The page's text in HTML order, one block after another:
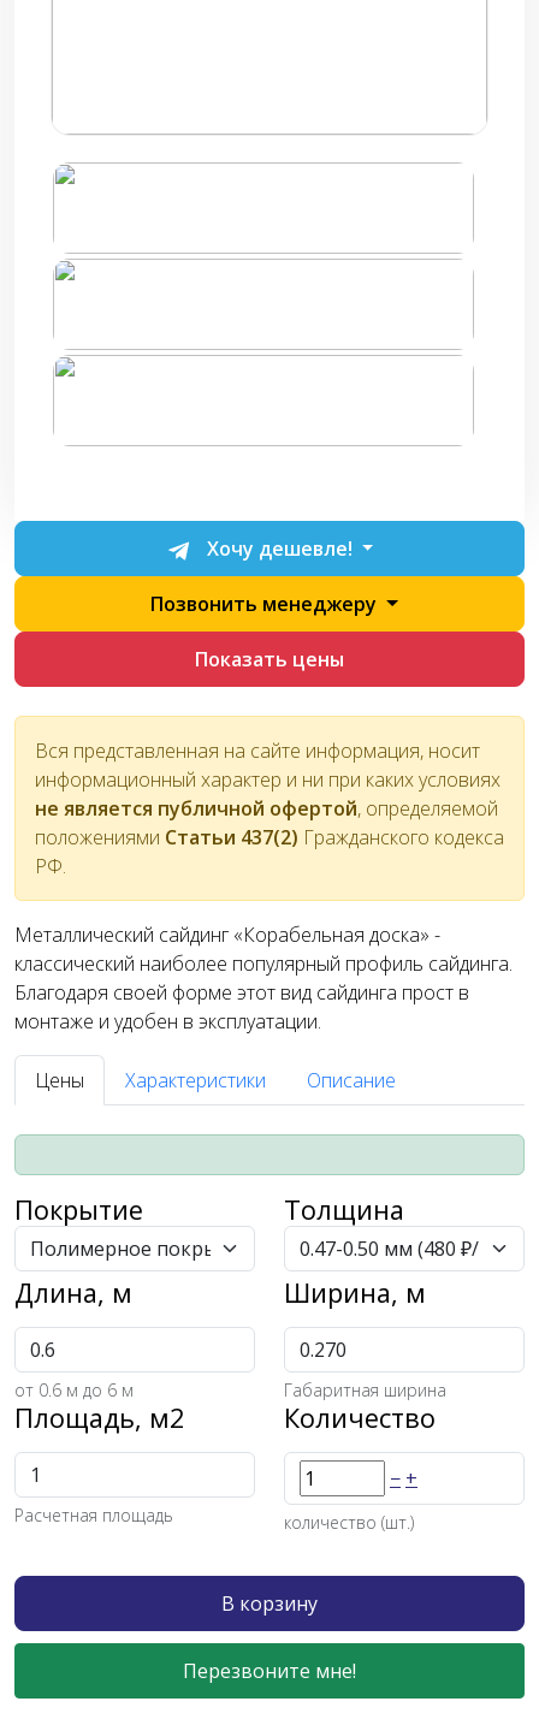
Хочу дешевле!
Позвонить менеджеру
Показать цены
Вся представленная на сайте информация, носит
информационный характер и ни при каких условиях
не является публичной офертой, определяемой
положениями Статьи 437(2) Гражданского кодекса
РФ.
Металлический сайдинг «Корабельная доска» -
классический наиболее популярный профиль сайдинга.
Благодаря своей форме этот вид сайдинга прост в
монтаже и удобен в эксплуатации.
Цены Характеристики Описание
Покрытие Толщина
Длина, м
от 0.6 м до 6 м
Ширина, м
Габаритная ширина
Площадь, м2
Расчетная площадь
Количество
− +
количество (шт.)
В корзину
Перезвоните мне!